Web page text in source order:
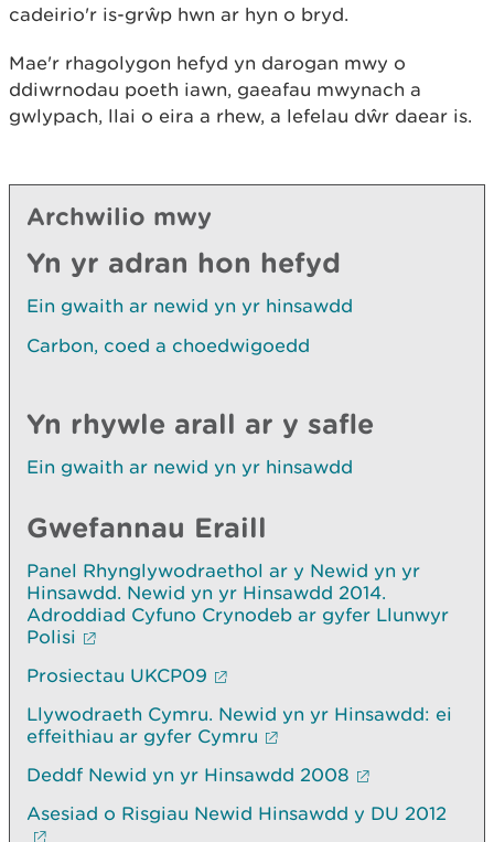
cadeirio'r is-grŵp hwn ar hyn o bryd.
Mae'r rhagolygon hefyd yn darogan mwy o
ddiwrnodau poeth iawn, gaeafau mwynach a
gwlypach, llai o eira a rhew, a lefelau dŵr daear is.
Archwilio mwy
Yn yr adran hon hefyd
Ein gwaith ar newid yn yr hinsawdd
Carbon, coed a choedwigoedd
Yn rhywle arall ar y safle
Ein gwaith ar newid yn yr hinsawdd
Gwefannau Eraill
Panel Rhynglywodraethol ar y Newid yn yr
Hinsawdd. Newid yn yr Hinsawdd 2014.
Adroddiad Cyfuno Crynodeb ar gyfer Llunwyr
Polisi
Prosiectau UKCP09
Llywodraeth Cymru. Newid yn yr Hinsawdd: ei
effeithiau ar gyfer Cymru
Deddf Newid yn yr Hinsawdd 2008
Asesiad o Risgiau Newid Hinsawdd y DU 2012